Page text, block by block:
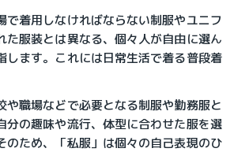
で着用しなければならない制服やユニフ
た服装とは異なる、個々人が自由に選ん
します。これには日常生活で着る普段着
や職場などで必要となる制服や勤務服と
分の趣味や流行、体型に合わせた服を選
のため、「私服」は個々の自己表現のひ